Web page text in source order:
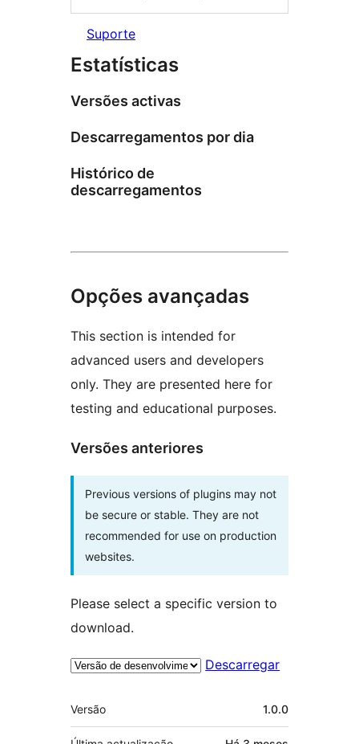
Suporte
Estatísticas
Versões activas
Descarregamentos por dia
Histórico de
descarregamentos
Opções avançadas
This section is intended for
advanced users and developers
only. They are presented here for
testing and educational purposes.
Versões anteriores
Previous versions of plugins may not
be secure or stable. They are not
recommended for use on production
websites.
Please select a specific version to
download.
Descarregar
Metadados
Versão 1.0.0